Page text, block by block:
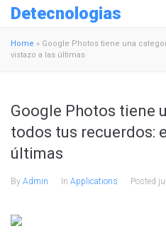
Detecnologias
Home » Google Photos tiene una
vistazo a las últimas
Google Photos tiene
todos tus recuerdos:
últimas
By Admin In Applications Posted